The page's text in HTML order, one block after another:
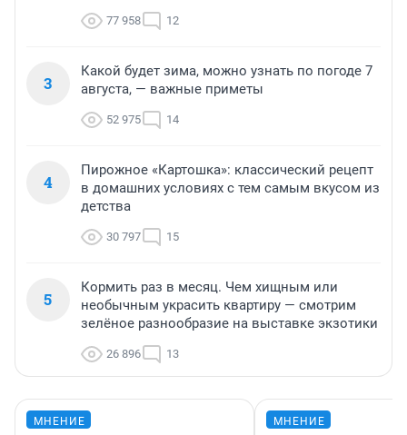
77 958 12
3
Какой будет зима, можно узнать по погоде 7
августа, — важные приметы
52 975 14
4
Пирожное «Картошка»: классический рецепт
в домашних условиях с тем самым вкусом из
детства
30 797 15
5
Кормить раз в месяц. Чем хищным или
необычным украсить квартиру — смотрим
зелёное разнообразие на выставке экзотики
26 896 13
МНЕНИЕ МНЕНИЕ